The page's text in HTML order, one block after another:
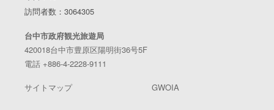
訪問者数：3064305
台中市政府観光旅遊局
420018台中市豊原区陽明街36号5F
電話 +886-4-2228-9111
サイトマップ GWOIA